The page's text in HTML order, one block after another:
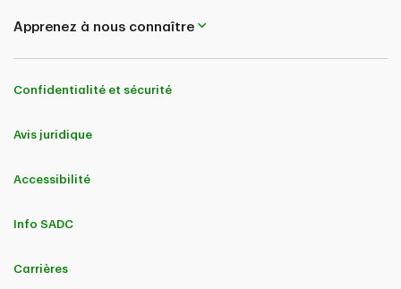
Apprenez à nous connaître
Confidentialité et sécurité
Avis juridique
Accessibilité
Info SADC
Carrières